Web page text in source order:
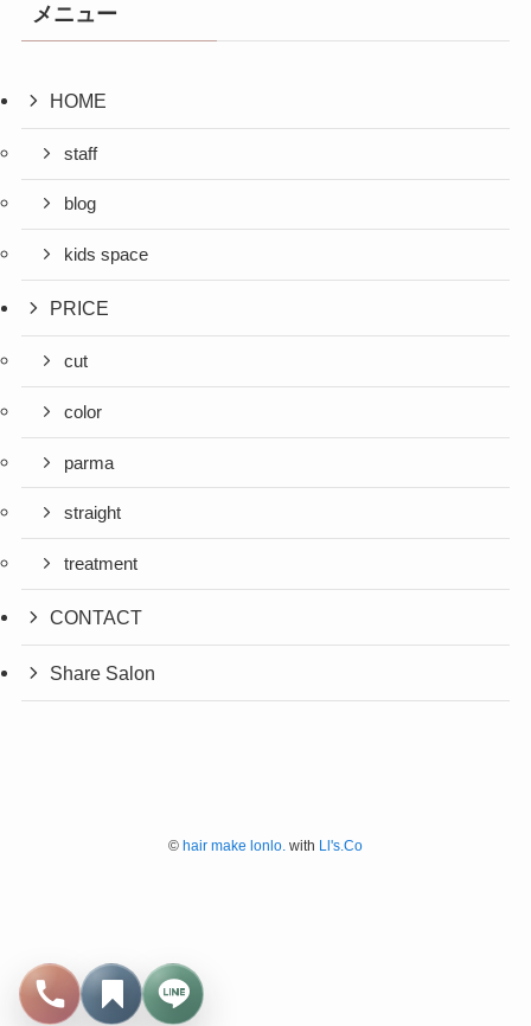
メニュー
HOME
staff
blog
kids space
PRICE
cut
color
parma
straight
treatment
CONTACT
Share Salon
© hair make lonlo. with Ll's.Co